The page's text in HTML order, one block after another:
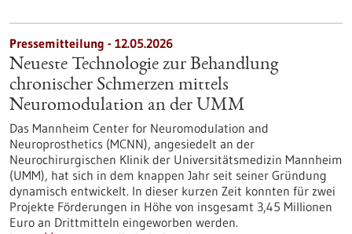
Pressemitteilung - 12.05.2026
Neueste Technologie zur Behandlung
chronischer Schmerzen mittels
Neuromodulation an der UMM
Das Mannheim Center for Neuromodulation and
Neuroprosthetics (MCNN), angesiedelt an der
Neurochirurgischen Klinik der Universitätsmedizin Mannheim
(UMM), hat sich in dem knappen Jahr seit seiner Gründung
dynamisch entwickelt. In dieser kurzen Zeit konnten für zwei
Projekte Förderungen in Höhe von insgesamt 3,45 Millionen
Euro an Drittmitteln eingeworben werden.